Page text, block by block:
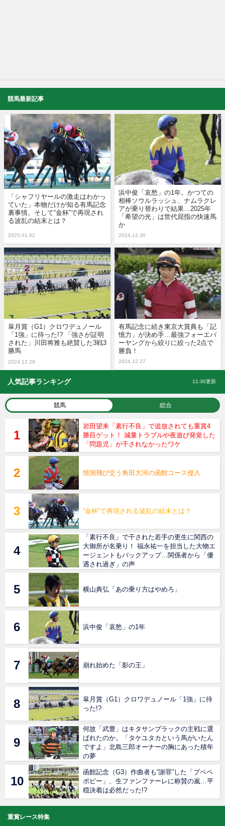
競馬最新記事
「シャフリヤールの激走はわかっ
ていた」本物だけが知る有馬記念
裏事情。そして“金杯”で再現され
る波乱の結末とは？
2025.01.02
浜中俊「哀愁」の1年。かつての
相棒ソウルラッシュ、ナムラクレ
アが乗り替わりで結果…2025年
「希望の光」は世代屈指の快速馬
か
2024.12.30
皐月賞（G1）クロワデュノール
「1強」に待った!? 「強さが証明
された」川田将雅も絶賛した3戦3
勝馬
2024.12.29
有馬記念に続き東京大賞典も「記
憶力」が決め手…最強フォーエバ
ーヤングから絞りに絞った2点で
勝負！
2024.12.27
人気記事ランキング 11:30更新
競馬 総合
岩田望来「素行不良」で追放されても重賞4
勝目ゲット！ 減量トラブルや夜遊び発覚した
「問題児」が干されなかったワケ
憶測飛び交う角田大河の函館コース侵入
“金杯”で再現される波乱の結末とは？
「素行不良」で干された若手の更生に関西の
大御所が名乗り！ 福永祐一を担当した大物エ
ージェントもバックアップ…関係者から「優
遇され過ぎ」の声
横山典弘「あの乗り方はやめろ」
浜中俊「哀愁」の1年
崩れ始めた「影の王」
皐月賞（G1）クロワデュノール「1強」に待
った!?
何故「武豊」はキタサンブラックの主戦に選
ばれたのか。「タケユタカという馬がいたん
ですよ」北島三郎オーナーの胸にあった積年
の夢
函館記念（G3）作曲者も“謝罪”した「プペペ
ポピー」、生ファンファーレに称賛の嵐…平
穏決着は必然だった!?
重賞レース特集